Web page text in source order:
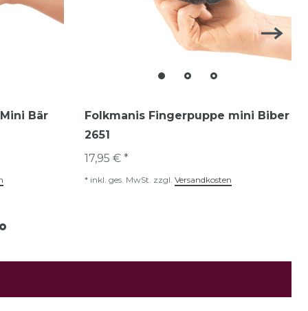
Bär
Folkmanis Fingerpuppe mini Biber
2651
17,95 € *
* inkl. ges. MwSt. zzgl. Versandkosten